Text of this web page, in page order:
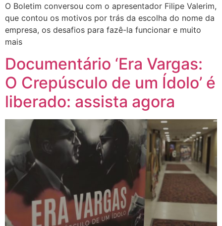
O Boletim conversou com o apresentador Filipe Valerim,
que contou os motivos por trás da escolha do nome da
empresa, os desafios para fazê-la funcionar e muito
mais
Documentário ‘Era Vargas:
O Crepúsculo de um Ídolo’ é
liberado: assista agora